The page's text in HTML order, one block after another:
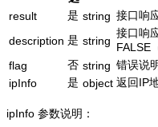
result
是 string 接口响
description 是 string
接口响
FALSE
flag
否 string 错误说
ipInfo
是 object 返回IP
ipInfo 参数说明：